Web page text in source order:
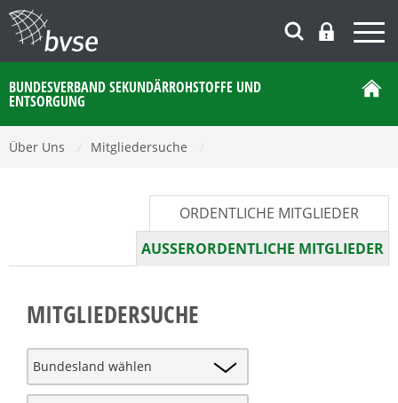
BUNDESVERBAND SEKUNDÄRROHSTOFFE UND
ENTSORGUNG
Über Uns Mitgliedersuche
ORDENTLICHE MITGLIEDER
AUSSERORDENTLICHE MITGLIEDER
MITGLIEDERSUCHE